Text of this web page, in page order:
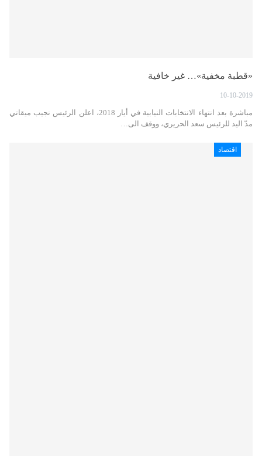
«قطبة مخفية»… غير خافية
10-10-2019
مباشرة بعد انتهاء الانتخابات النيابية في أيار 2018، اعلن الرئيس نجيب ميقاتي
مدّ اليد للرئيس سعد الحريري، ووقف الى…
اقتصاد